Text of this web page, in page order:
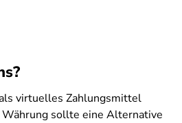
virtuelles Zahlungsmittel
sollte eine Alternative